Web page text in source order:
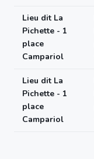
Lieu dit La
Pichette - 1
place
Campariol
Lieu dit La
Pichette - 1
place
Campariol